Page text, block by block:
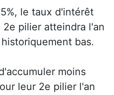
le taux d'intérêt
2e pilier atteindra l'an
bas.
moins
leur 2e pilier l'an